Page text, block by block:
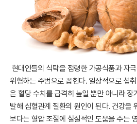
현대인들의 식탁을 점령한 가공식품과 자
위협하는 주범으로 꼽힌다. 일상적으로 섭
은 혈당 수치를 급격히 높일 뿐만 아니라 장
발해 심혈관계 질환의 원인이 된다. 건강을
보다는 혈압 조절에 실질적인 도움을 주는